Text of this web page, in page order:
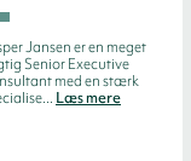
Jansen er en meget
Senior Executive
med en stærk
Læs mere